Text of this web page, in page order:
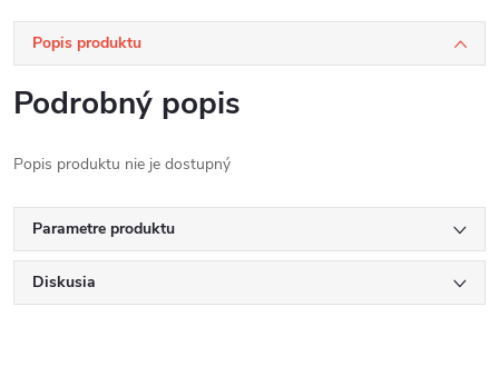
Popis produktu
Podrobný popis
Popis produktu nie je dostupný
Parametre produktu
Diskusia